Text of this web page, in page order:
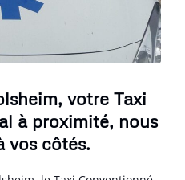
votre Taxi
à proximité, nous
vos côtés.